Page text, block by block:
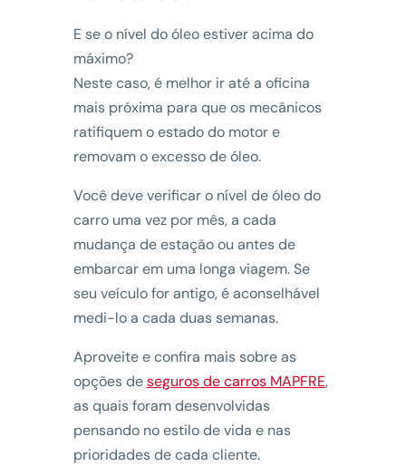
E se o nível do óleo estiver acima do
máximo?
Neste caso, é melhor ir até a oficina
mais próxima para que os mecânicos
ratifiquem o estado do motor e
removam o excesso de óleo.
Você deve verificar o nível de óleo do
carro uma vez por mês, a cada
mudança de estação ou antes de
embarcar em uma longa viagem. Se
seu veículo for antigo, é aconselhável
medi-lo a cada duas semanas.
Aproveite e confira mais sobre as
opções deseguros de carros MAPFRE,
as quais foram desenvolvidas
pensando no estilo de vida e nas
prioridades de cada cliente.